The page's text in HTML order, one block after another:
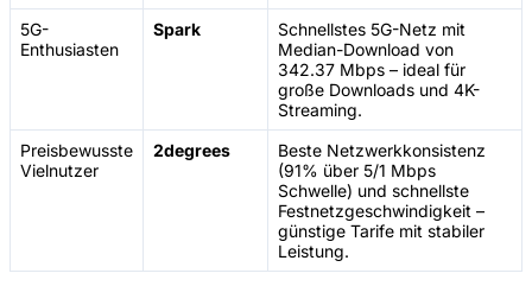
5G-
Enthusiasten
Spark
Schnellstes 5G-Netz mit
Median-Download von
342.37 Mbps – ideal für
große Downloads und 4K-
Streaming.
Preisbewusste
Vielnutzer
2degrees
Beste Netzwerkkonsistenz
(91% über 5/1 Mbps
Schwelle) und schnellste
Festnetzgeschwindigkeit –
günstige Tarife mit stabiler
Leistung.